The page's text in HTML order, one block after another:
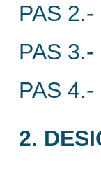
PAS
PAS
PAS
2.